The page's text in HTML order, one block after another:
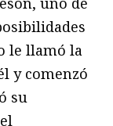
le llamó la
y comenzó
su